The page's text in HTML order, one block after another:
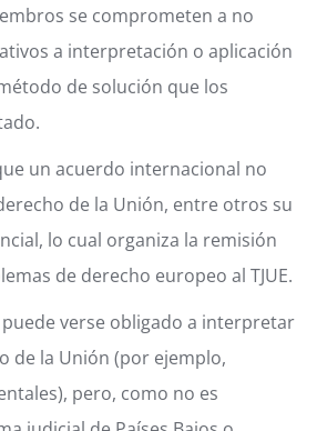
se comprometen a no
a interpretación o aplicación
de solución que los
un acuerdo internacional no
de la Unión, entre otros su
lo cual organiza la remisión
de derecho europeo al TJUE.
verse obligado a interpretar
de la Unión (por ejemplo,
pero, como no es